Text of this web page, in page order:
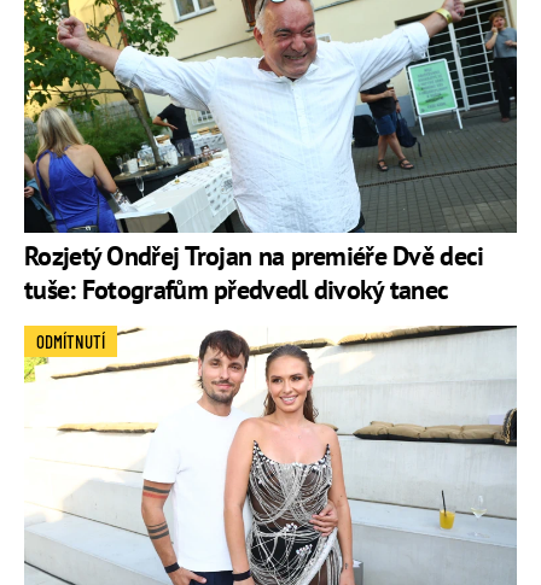
Rozjetý Ondřej Trojan na premiéře Dvě deci
tuše: Fotografům předvedl divoký tanec
ODMÍTNUTÍ